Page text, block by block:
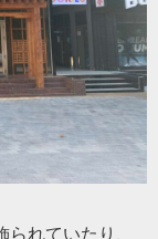
れていたり、